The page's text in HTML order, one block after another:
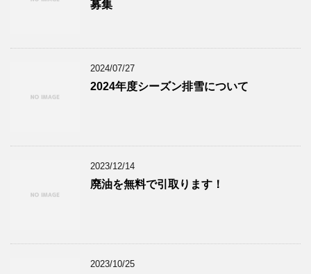
募集
2024/07/27
2024年度シーズン排雪について
2023/12/14
廃油を無料で引取ります！
2023/10/25